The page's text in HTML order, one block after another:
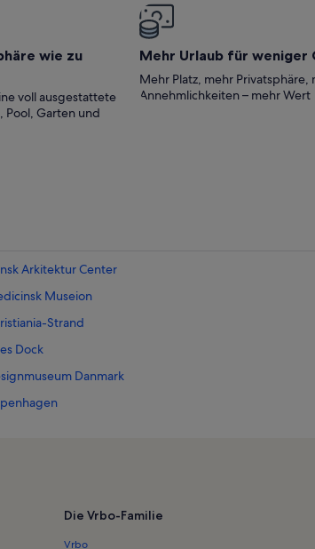
wie zu
voll ausgestattete
Pool, Garten und
Mehr Urlaub für weniger
Mehr Platz, mehr Privatsphäre,
Annehmlichkeiten – mehr Wert
Arkitektur Center
Museion
Strand
Dock
Danmark
Dänisches Theater Schauspielhaus
Die Vrbo-Familie
Vrbo